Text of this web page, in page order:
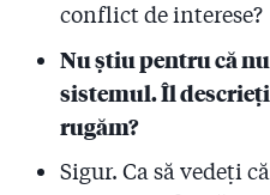
conflict de interese?
Nu știu pentru că
sistemul. Îl
rugăm?
Sigur. Ca să vedeți